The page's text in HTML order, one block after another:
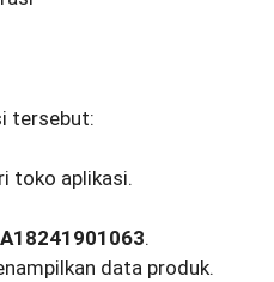
tersebut:
toko aplikasi.
.
data produk.